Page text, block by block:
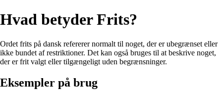
Hvad betyder Frits?
Ordet frits på dansk refererer normalt til noget, der er ubegrænset eller
ikke bundet af restriktioner. Det kan også bruges til at beskrive noget,
der er frit valgt eller tilgængeligt uden begrænsninger.
Eksempler på brug